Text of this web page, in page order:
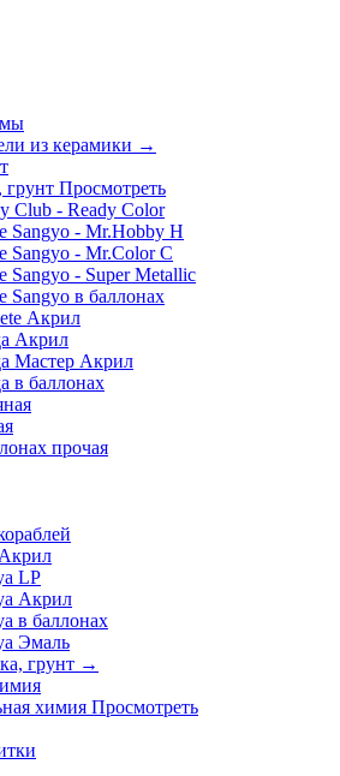
из керамики →
грунт Просмотреть
Club - Ready Color
Sangyo - Mr.Hobby H
Sangyo - Mr.Color C
Sangyo - Super Metallic
Sangyo в баллонах
Акрил
Акрил
Мастер Акрил
в баллонах
прочая
LP
Акрил
в баллонах
Эмаль
грунт →
химия Просмотреть